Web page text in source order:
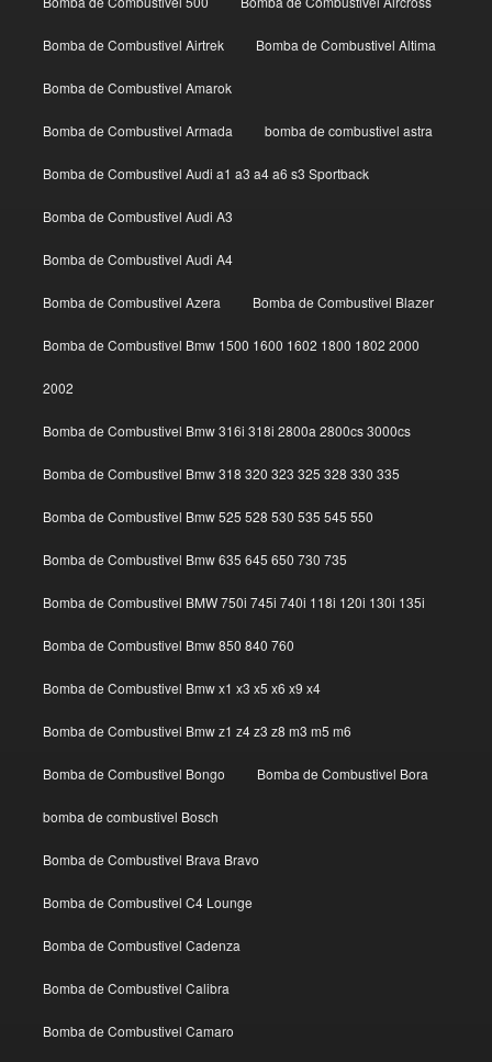
Bomba de Combustivel Airtrek Bomba de Combustivel Altima
Bomba de Combustivel Amarok
Bomba de Combustivel Armada bomba de combustivel astra
Bomba de Combustivel Audi a1 a3 a4 a6 s3 Sportback
Bomba de Combustivel Audi A3
Bomba de Combustivel Audi A4
Bomba de Combustivel Azera Bomba de Combustivel Blazer
Bomba de Combustivel Bmw 1500 1600 1602 1800 1802 2000
2002
Bomba de Combustivel Bmw 316i 318i 2800a 2800cs 3000cs
Bomba de Combustivel Bmw 318 320 323 325 328 330 335
Bomba de Combustivel Bmw 525 528 530 535 545 550
Bomba de Combustivel Bmw 635 645 650 730 735
Bomba de Combustivel BMW 750i 745i 740i 118i 120i 130i 135i
Bomba de Combustivel Bmw 850 840 760
Bomba de Combustivel Bmw x1 x3 x5 x6 x9 x4
Bomba de Combustivel Bmw z1 z4 z3 z8 m3 m5 m6
Bomba de Combustivel Bongo Bomba de Combustivel Bora
bomba de combustivel Bosch
Bomba de Combustivel Brava Bravo
Bomba de Combustivel C4 Lounge
Bomba de Combustivel Cadenza
Bomba de Combustivel Calibra
Bomba de Combustivel Camaro